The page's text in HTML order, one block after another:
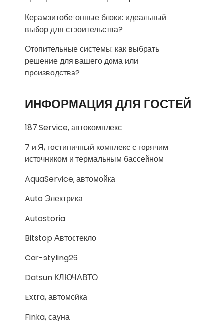
Керамзитобетонные блоки: идеальный
выбор для строительства?
Отопительные системы: как выбрать
решение для вашего дома или
производства?
ИНФОРМАЦИЯ ДЛЯ ГОСТЕЙ
187 Service, автокомплекс
7 и Я, гостиничный комплекс с горячим
источником и термальным бассейном
AquaService, автомойка
Auto Электрика
Autostoria
Bitstop Автостекло
Car-styling26
Datsun КЛЮЧАВТО
Extra, автомойка
Finka, сауна